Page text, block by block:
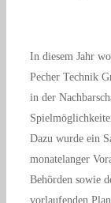
In diesem Jahr
Pecher Technik
in der
Dazu wurde ein
monatelanger
Behörden sowie
vorlaufenden